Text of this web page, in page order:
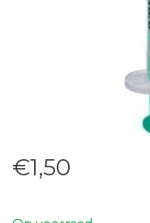
€1,50